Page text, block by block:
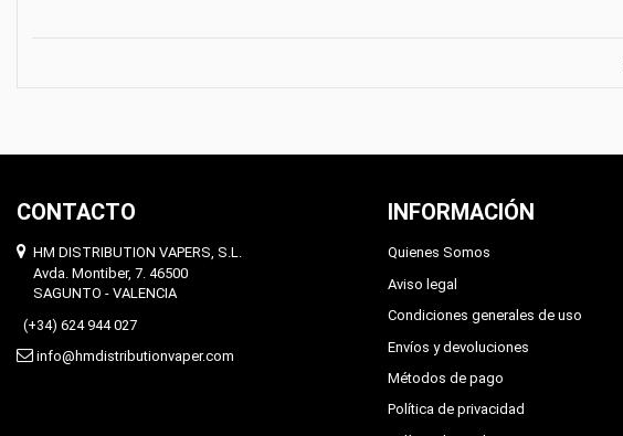
CONTACTO
HM DISTRIBUTION VAPERS, S.L.
Avda. Montiber, 7. 46500
SAGUNTO - VALENCIA
(+34) 624 944 027
info@hmdistributionvaper.com
INFORMACIÓN
Quienes Somos
Aviso legal
Condiciones generales de uso
Envíos y devoluciones
Métodos de pago
Política de privacidad